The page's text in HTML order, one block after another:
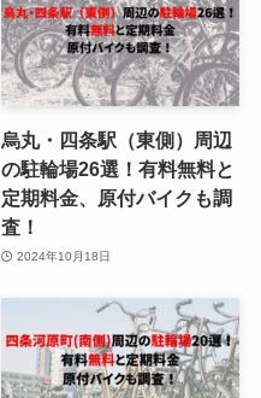
烏丸・四条駅（東側）周辺
の駐輪場26選！有料無料と
定期料金、原付バイクも調
査！
2024年10月18日